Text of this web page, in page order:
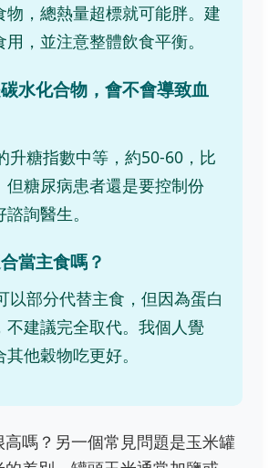
物，總熱量超標就可能胖。建
，並注意整體飲食平衡。
水化合物，會不會導致血
升糖指數中等，約50-60，比
但糖尿病患者還是要控制份
詢醫生。
當主食嗎？
以部分代替主食，但因為蛋白
不建議完全取代。我個人覺
他穀物吃更好。
高嗎？另一個常見問題是玉米罐